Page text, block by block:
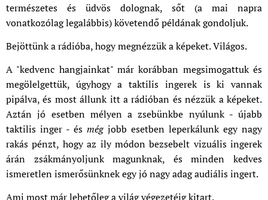
természetes és üdvös dolognak, sőt (a mai napra
vonatkozólag legalábbis) követendő példának gondoljuk.
Bejöttünk a rádióba, hogy megnézzük a képeket. Világos.
A "kedvenc hangjainkat" már korábban megsimogattuk és
megölelgettük, úgyhogy a taktilis ingerek is ki vannak
pipálva, és most állunk itt a rádióban és nézzük a képeket.
Aztán jó esetben mélyen a zsebünkbe nyúlunk - újabb
taktilis inger - és mégjobb esetben leperkálunk egy nagy
rakás pénzt, hogy az ily módon bezsebelt vizuális ingerek
árán zsákmányoljunk magunknak, és minden kedves
ismeretlen ismerősünknek egy jó nagy adag audiális ingert.
Ami most már lehetőleg a világ végezetéig kitart.